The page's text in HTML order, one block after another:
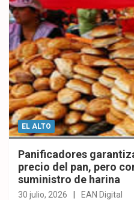
EL ALTO
Panificadores
precio del pan, pero
suministro de harina
30 julio, 2026 EAN Digital